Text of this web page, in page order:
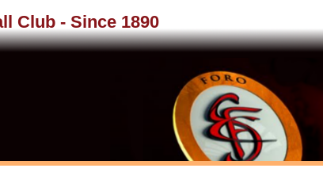
Club - Since 1890